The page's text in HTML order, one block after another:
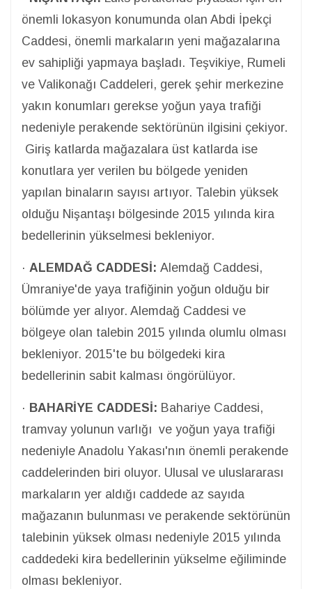
önemli lokasyon konumunda olan Abdi İpekçi
Caddesi, önemli markaların yeni mağazalarına
ev sahipliği yapmaya başladı. Teşvikiye, Rumeli
ve Valikonağı Caddeleri, gerek şehir merkezine
yakın konumları gerekse yoğun yaya trafiği
nedeniyle perakende sektörünün ilgisini çekiyor.
Giriş katlarda mağazalara üst katlarda ise
konutlara yer verilen bu bölgede yeniden
yapılan binaların sayısı artıyor. Talebin yüksek
olduğu Nişantaşı bölgesinde 2015 yılında kira
bedellerinin yükselmesi bekleniyor.
· ALEMDAĞ CADDESİ: Alemdağ Caddesi,
Ümraniye'de yaya trafiğinin yoğun olduğu bir
bölümde yer alıyor. Alemdağ Caddesi ve
bölgeye olan talebin 2015 yılında olumlu olması
bekleniyor. 2015'te bu bölgedeki kira
bedellerinin sabit kalması öngörülüyor.
· BAHARİYE CADDESİ: Bahariye Caddesi,
tramvay yolunun varlığı ve yoğun yaya trafiği
nedeniyle Anadolu Yakası'nın önemli perakende
caddelerinden biri oluyor. Ulusal ve uluslararası
markaların yer aldığı caddede az sayıda
mağazanın bulunması ve perakende sektörünün
talebinin yüksek olması nedeniyle 2015 yılında
caddedeki kira bedellerinin yükselme eğiliminde
olması bekleniyor.